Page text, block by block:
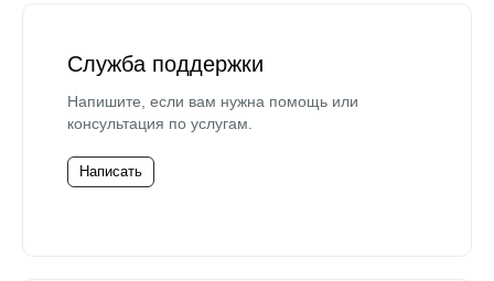
Служба поддержки
Напишите, если вам нужна помощь или
консультация по услугам.
Написать